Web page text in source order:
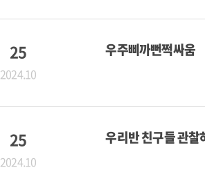
25
2024.10
우주삐까뻔쩍싸움
25
2024.10
우리반 친구들 관찰